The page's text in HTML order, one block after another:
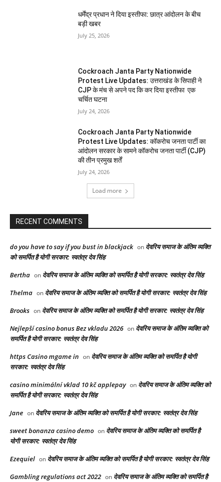
धर्मेंद्र प्रधान ने दिया इस्तीफा: छात्र आंदोलन के बीच
बड़ी खबर
July 25, 2026
Cockroach Janta Party Nationwide
Protest Live Updates: उत्तराखंड के सिपाही ने
CJP के मंच से अपने पद कि कर दिया इस्तीफा एक
चर्चित घटना
July 24, 2026
Cockroach Janta Party Nationwide
Protest Live Updates: कॉकरोच जनता पार्टी का
आंदोलन सरकार के सामने कॉकरोच जनता पार्टी (CJP)
की तीन प्रमुख शर्तें
July 24, 2026
Load more
RECENT COMMENTS
do you have to say if you bust in blackjack on देवरिय समाज के अंतिम व्यक्ति
को समर्पित है योगी सरकार: स्वतंत्र देव सिंह
Bertha on देवरिय समाज के अंतिम व्यक्ति को समर्पित है योगी सरकार: स्वतंत्र देव सिंह
Thelma on देवरिय समाज के अंतिम व्यक्ति को समर्पित है योगी सरकार: स्वतंत्र देव सिंह
Brooks on देवरिय समाज के अंतिम व्यक्ति को समर्पित है योगी सरकार: स्वतंत्र देव सिंह
Nejlepší casino bonus Bez vkladu 2026 on देवरिय समाज के अंतिम व्यक्ति को
समर्पित है योगी सरकार: स्वतंत्र देव सिंह
https Casino mgame in on देवरिय समाज के अंतिम व्यक्ति को समर्पित है योगी
सरकार: स्वतंत्र देव सिंह
casino minimální vklad 10 kč applepay on देवरिय समाज के अंतिम व्यक्ति को
समर्पित है योगी सरकार: स्वतंत्र देव सिंह
Jane on देवरिय समाज के अंतिम व्यक्ति को समर्पित है योगी सरकार: स्वतंत्र देव सिंह
sweet bonanza casino demo on देवरिय समाज के अंतिम व्यक्ति को समर्पित है
योगी सरकार: स्वतंत्र देव सिंह
Ezequiel on देवरिय समाज के अंतिम व्यक्ति को समर्पित है योगी सरकार: स्वतंत्र देव सिंह
Gambling regulations act 2022 on देवरिय समाज के अंतिम व्यक्ति को समर्पित है